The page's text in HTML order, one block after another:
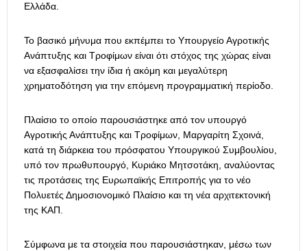
Ελλάδα.
Το βασικό μήνυμα που εκπέμπει το Υπουργείο Αγροτικής
Ανάπτυξης και Τροφίμων είναι ότι στόχος της χώρας είναι
να εξασφαλίσει την ίδια ή ακόμη και μεγαλύτερη
χρηματοδότηση για την επόμενη προγραμματική περίοδο.
Πλαίσιο το οποίο παρουσιάστηκε από τον υπουργό
Αγροτικής Ανάπτυξης και Τροφίμων, Μαργαρίτη Σχοινά,
κατά τη διάρκεια του πρόσφατου Υπουργικού Συμβουλίου,
υπό τον πρωθυπουργό, Κυριάκο Μητσοτάκη, αναλύοντας
τις προτάσεις της Ευρωπαϊκής Επιτροπής για το νέο
Πολυετές Δημοσιονομικό Πλαίσιο και τη νέα αρχιτεκτονική
της ΚΑΠ.
Σύμφωνα με τα στοιχεία που παρουσιάστηκαν, μέσω των